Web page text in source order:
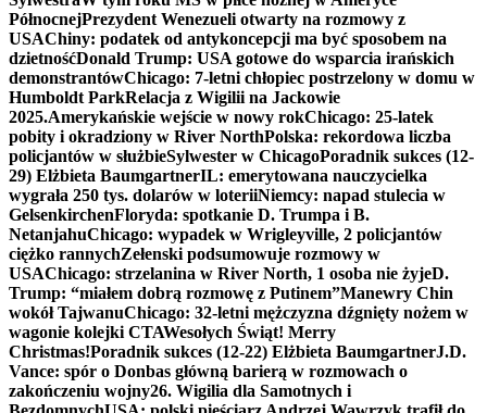
PółnocnejPrezydent Wenezueli otwarty na rozmowy z
USAChiny: podatek od antykoncepcji ma być sposobem na
dzietnośćDonald Trump: USA gotowe do wsparcia irańskich
demonstrantówChicago: 7-letni chłopiec postrzelony w domu w
Humboldt ParkRelacja z Wigilii na Jackowie
2025.Amerykańskie wejście w nowy rokChicago: 25-latek
pobity i okradziony w River NorthPolska: rekordowa liczba
policjantów w służbieSylwester w ChicagoPoradnik sukces (12-
29) Elżbieta BaumgartnerIL: emerytowana nauczycielka
wygrała 250 tys. dolarów w loteriiNiemcy: napad stulecia w
GelsenkirchenFloryda: spotkanie D. Trumpa i B.
NetanjahuChicago: wypadek w Wrigleyville, 2 policjantów
ciężko rannychZełenski podsumowuje rozmowy w
USAChicago: strzelanina w River North, 1 osoba nie żyjeD.
Trump: “miałem dobrą rozmowę z Putinem”Manewry Chin
wokół TajwanuChicago: 32-letni mężczyzna dźgnięty nożem w
wagonie kolejki CTAWesołych Świąt! Merry
Christmas!Poradnik sukces (12-22) Elżbieta BaumgartnerJ.D.
Vance: spór o Donbas główną barierą w rozmowach o
zakończeniu wojny26. Wigilia dla Samotnych i